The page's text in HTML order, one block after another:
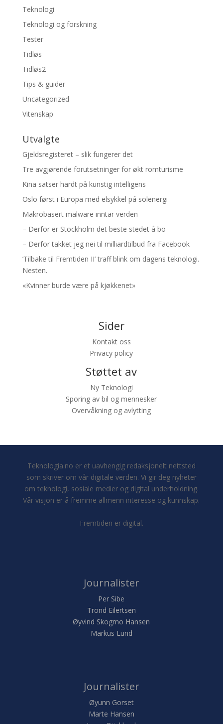
Teknologi
Teknologi og forskning
Tester
Tidløs
Tidløs2
Tips & guider
Uncategorized
Vitenskap
Utvalgte
Gjeldsregisteret – slik fungerer det
Tre avgjørende forutsetninger for økt romturisme
Kina satser hardt på kunstig intelligens
Oslo først i Europa med elsykkel på solenergi
Makrobasert malware inntar verden
– Derfor er Stockholm det beste stedet å bo
– Derfor takket jeg nei til milliardtilbud fra Facebook
’Tilbake til Fremtiden II’ traff blink om dagens teknologi.
Nesten.
«Kvinner burde være på kjøkkenet»
Sider
Kontakt oss
Privacy policy
Støttet av
Ny Teknologi
Sporing av bil og mennesker
Overvåkning og avlytting
Teknologia.no er et uavhengig redaksjonelt nettsted
som skriver om vår digitale verden. Vi gir deg nyheter
om teknologi, sosiale medier og digital underholdning.
Vår visjon er å fremme allmenn interesse og kunnskap.
Fremtiden er digital.
Journalister
Per Sibe
Trond Eilertsen
Øyvind Skogmo Hansen
Markus Lund
Journalister
Øyunn Gorset
Marte Hansen